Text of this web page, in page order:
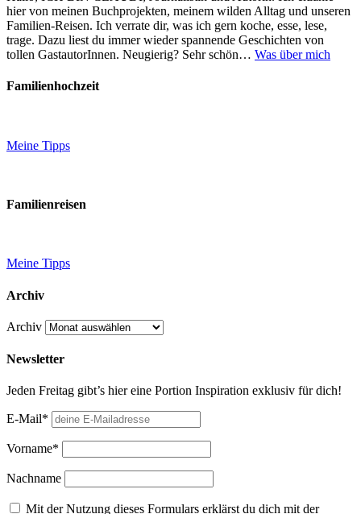
hier von meinen Buchprojekten, meinem wilden Alltag und unseren
Familien-Reisen. Ich verrate dir, was ich gern koche, esse, lese,
trage. Dazu liest du immer wieder spannende Geschichten von
tollen GastautorInnen. Neugierig? Sehr schön… Was über mich
Familienhochzeit
Meine Tipps
Familienreisen
Meine Tipps
Archiv
Archiv
Newsletter
Jeden Freitag gibt’s hier eine Portion Inspiration exklusiv für dich!
E-Mail*
Vorname*
Nachname
Mit der Nutzung dieses Formulars erklärst du dich mit der